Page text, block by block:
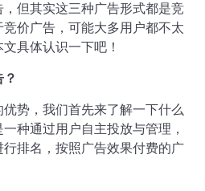
但其实这三种广告形式都是竞
价广告，可能大多用户都不太
具体认识一下吧！
势，我们首先来了解一下什么
种通过用户自主投放与管理，
排名，按照广告效果付费的广